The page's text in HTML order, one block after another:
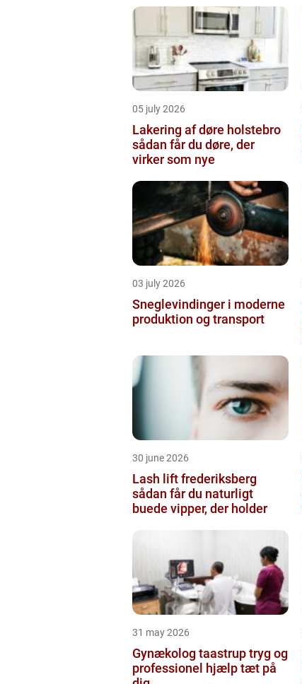
05 july 2026
Lakering af døre holstebro
sådan får du døre, der
virker som nye
03 july 2026
Sneglevindinger i moderne
produktion og transport
30 june 2026
Lash lift frederiksberg
sådan får du naturligt
buede vipper, der holder
31 may 2026
Gynækolog taastrup tryg og
professionel hjælp tæt på